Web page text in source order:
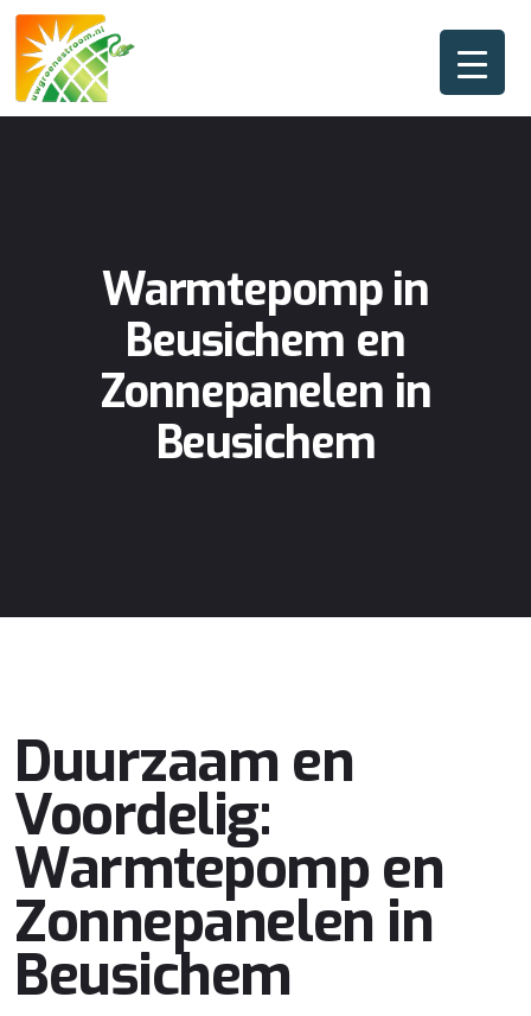
Warmtepomp in
Beusichem en
Zonnepanelen in
Beusichem
Duurzaam en
Voordelig:
Warmtepomp en
Zonnepanelen in
Beusichem